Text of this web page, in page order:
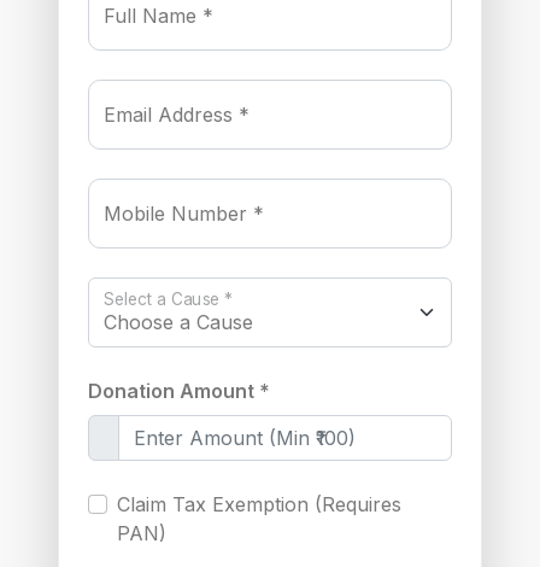
Full Name *
Email Address *
Mobile Number *
Select a Cause *
Donation Amount *
Claim Tax Exemption (Requires
PAN)